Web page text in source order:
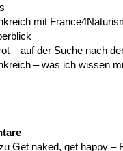
mit
– auf der Suche nach
– was ich wissen
Get naked, get happy –